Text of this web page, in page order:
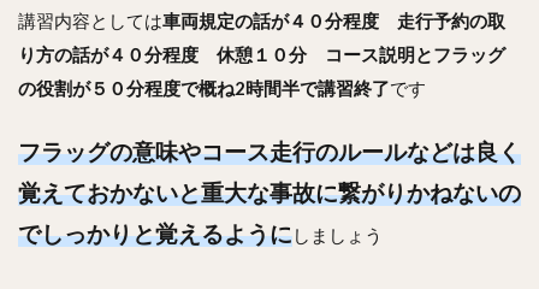
講習内容としては車両規定の話が４０分程度 走行予約の取
り方の話が４０分程度 休憩１０分 コース説明とフラッグ
の役割が５０分程度で概ね2時間半で講習終了です
フラッグの意味やコース走行のルールなどは良く
覚えておかないと重大な事故に繋がりかねないの
でしっかりと覚えるようにしましょう